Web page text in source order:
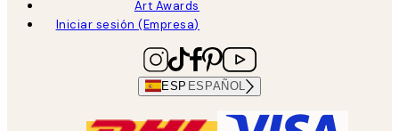
Art Awards
Iniciar sesión (Empresa)
ESP ESPAÑOL